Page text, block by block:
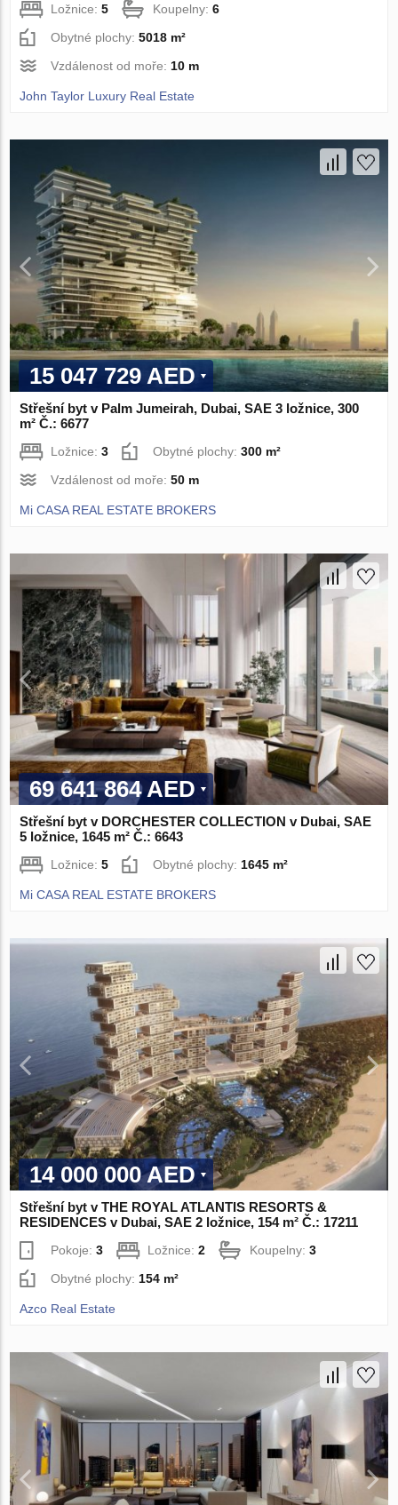
Ložnice:5 Koupelny:6
Obytné plochy:5018 m²
Vzdálenost od moře: 10 m
John Taylor Luxury Real Estate
15 047 729 AED
Střešní byt v Palm Jumeirah, Dubai, SAE 3 ložnice, 300
m² Č.: 6677
Ložnice:3 Obytné plochy:300 m²
Vzdálenost od moře:50 m
Mi CASA REAL ESTATE BROKERS
69 641 864 AED
Střešní byt v DORCHESTER COLLECTION v Dubai, SAE
5 ložnice, 1645 m² Č.: 6643
Ložnice:5 Obytné plochy:1645 m²
Mi CASA REAL ESTATE BROKERS
14 000 000 AED
Střešní byt v THE ROYAL ATLANTIS RESORTS &
RESIDENCES v Dubai, SAE 2 ložnice, 154 m² Č.: 17211
Pokoje:3 Ložnice:2 Koupelny:3
Obytné plochy: 154 m²
Azco Real Estate